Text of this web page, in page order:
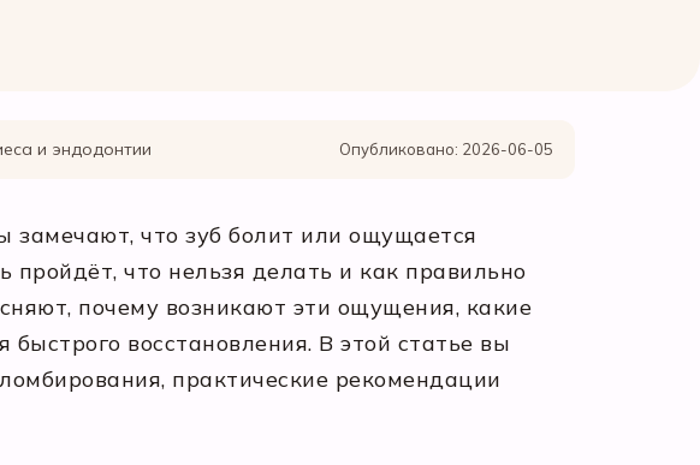
и эндодонтии Опубликовано: 2026-06-05
замечают, что зуб болит или ощущается
что нельзя делать и как правильно
почему возникают эти ощущения, какие
восстановления. В этой статье вы
практические рекомендации